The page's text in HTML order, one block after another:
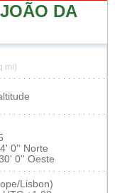
DA
mi)
0'' Norte
0'' Oeste
Lisbon)